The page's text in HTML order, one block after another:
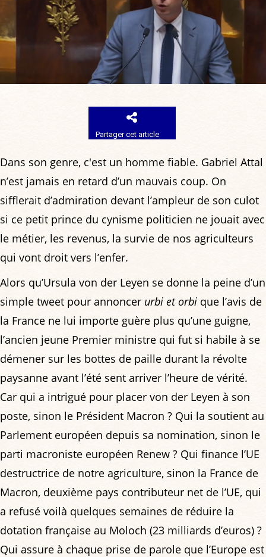
Partager cet article
Dans son genre, c'est un homme fiable. Gabriel Attal
n’est jamais en retard d’un mauvais coup. On
sifflerait d’admiration devant l’ampleur de son culot
si ce petit prince du cynisme politicien ne jouait avec
le métier, les revenus, la survie de nos agriculteurs
qui vont droit vers l’enfer.
Alors qu’Ursula von der Leyen se donne la peine d’un
simple tweet pour annoncer urbi et orbi que l’avis de
la France ne lui importe guère plus qu’une guigne,
l’ancien jeune Premier ministre qui fut si habile à se
démener sur les bottes de paille durant la révolte
paysanne avant l’été sent arriver l’heure de vérité.
Car qui a intrigué pour placer von der Leyen à son
poste, sinon le Président Macron ? Qui la soutient au
Parlement européen depuis sa nomination, sinon le
parti macroniste européen Renew ? Qui finance l’UE
destructrice de notre agriculture, sinon la France de
Macron, deuxième pays contributeur net de l’UE, qui
a refusé voilà quelques semaines de réduire la
dotation française au Moloch (23 milliards d’euros) ?
Qui assure à chaque prise de parole que l’Europe est